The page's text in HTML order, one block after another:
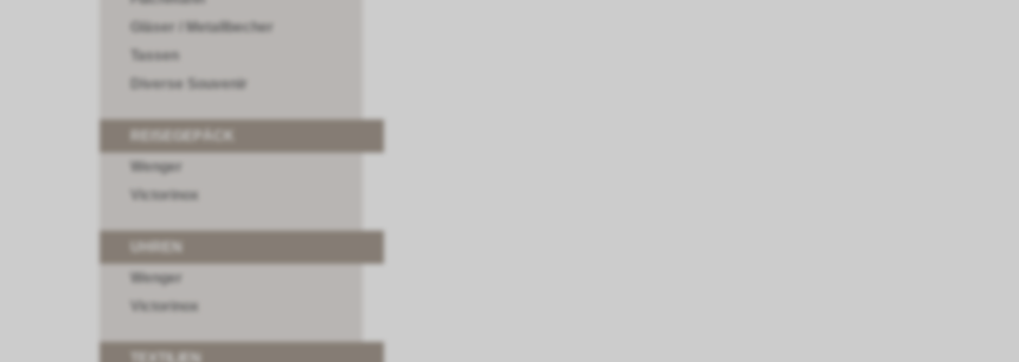
Gläser / Metallbecher
Tassen
Diverse Souvenir
REISEGEPÄCK
Wenger
Victorinox
Wenger
Victorinox